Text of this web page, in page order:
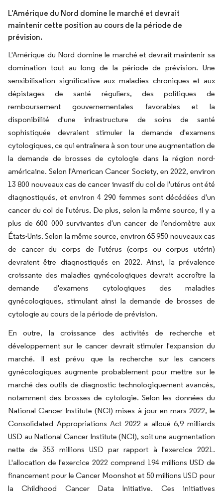
L'Amérique du Nord domine le marché et devrait
maintenir cette position au cours de la période de
prévision.
L'Amérique du Nord domine le marché et devrait maintenir sa
domination tout au long de la période de prévision. Une
sensibilisation significative aux maladies chroniques et aux
dépistages de santé réguliers, des politiques de
remboursement gouvernementales favorables et la
disponibilité d'une infrastructure de soins de santé
sophistiquée devraient stimuler la demande d'examens
cytologiques, ce qui entraînera à son tour une augmentation de
la demande de brosses de cytologie dans la région nord-
américaine. Selon l'American Cancer Society, en 2022, environ
13 800 nouveaux cas de cancer invasif du col de l'utérus ont été
diagnostiqués, et environ 4 290 femmes sont décédées d'un
cancer du col de l'utérus. De plus, selon la même source, il y a
plus de 600 000 survivantes d'un cancer de l'endomètre aux
États-Unis. Selon la même source, environ 65 950 nouveaux cas
de cancer du corps de l'utérus (corps ou corpus utérin)
devraient être diagnostiqués en 2022. Ainsi, la prévalence
croissante des maladies gynécologiques devrait accroître la
demande d'examens cytologiques des maladies
gynécologiques, stimulant ainsi la demande de brosses de
cytologie au cours de la période de prévision.
En outre, la croissance des activités de recherche et
développement sur le cancer devrait stimuler l'expansion du
marché. Il est prévu que la recherche sur les cancers
gynécologiques augmente probablement pour mettre sur le
marché des outils de diagnostic technologiquement avancés,
notamment des brosses de cytologie. Selon les données du
National Cancer Institute (NCI) mises à jour en mars 2022, le
Consolidated Appropriations Act 2022 a alloué 6,9 milliards
USD au National Cancer Institute (NCI), soit une augmentation
nette de 353 millions USD par rapport à l'exercice 2021.
L'allocation de l'exercice 2022 comprend 194 millions USD de
financement pour le Cancer Moonshot et 50 millions USD pour
la Childhood Cancer Data Initiative. Ces initiatives